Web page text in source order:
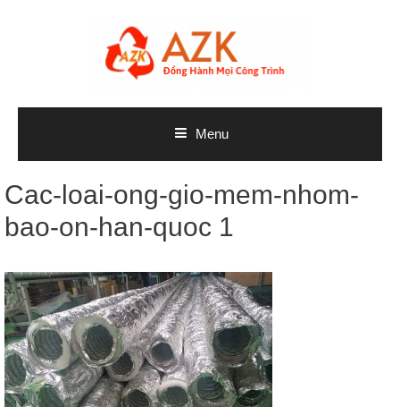
Menu
Cac-loai-ong-gio-mem-nhom-
bao-on-han-quoc 1